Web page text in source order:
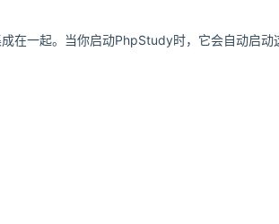
一起。当你启动PhpStudy时，它会自动启动